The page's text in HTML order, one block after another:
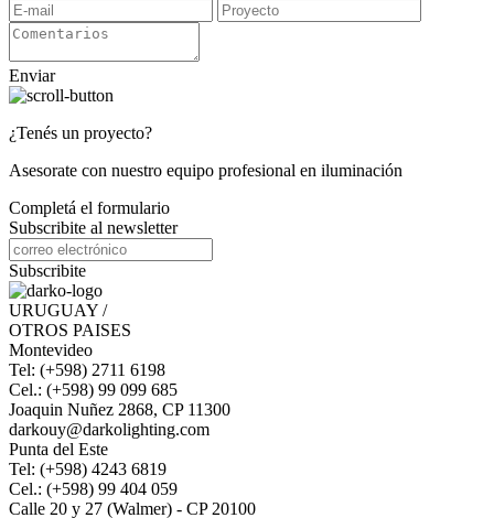
Enviar
¿Tenés un proyecto?
Asesorate con nuestro equipo profesional en iluminación
Completá el formulario
Subscribite al newsletter
Subscribite
URUGUAY /
OTROS PAISES
Montevideo
Tel: (+598) 2711 6198
Cel.: (+598) 99 099 685
Joaquin Nuñez 2868, CP 11300
darkouy@darkolighting.com
Punta del Este
Tel: (+598) 4243 6819
Cel.: (+598) 99 404 059
Calle 20 y 27 (Walmer) - CP 20100